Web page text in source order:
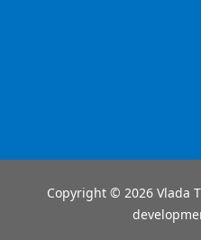
Copyright © 2026 Vlada